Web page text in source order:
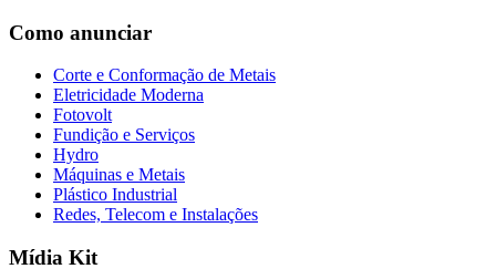
Como anunciar
Corte e Conformação de Metais
Eletricidade Moderna
Fotovolt
Fundição e Serviços
Hydro
Máquinas e Metais
Plástico Industrial
Redes, Telecom e Instalações
Mídia Kit